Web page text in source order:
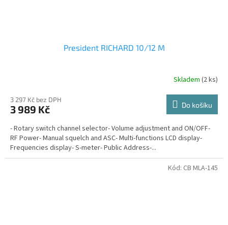
President RICHARD 10/12 M
produktu
je
z
5
hvězdiček.
Skladem(2 ks)
3 297 Kč bez DPH
3 989 Kč Do košíku
- Rotary switch channel selector- Volume adjustment and ON/OFF-
RF Power- Manual squelch and ASC- Multi-functions LCD display-
Frequencies display- S-meter- Public Address-...
Kód: CB MLA-145